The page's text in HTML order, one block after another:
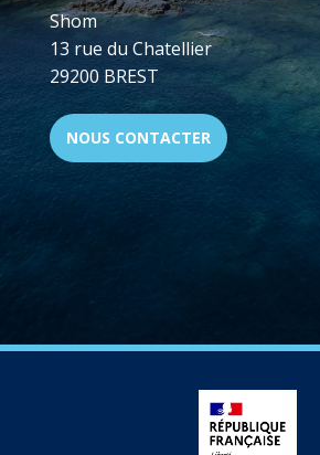
Shom
13 rue du Chatellier
29200 BREST
NOUS CONTACTER